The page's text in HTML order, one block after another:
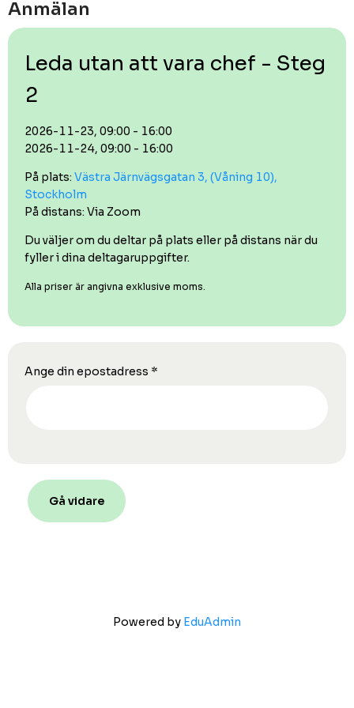
Anmälan
Leda utan att vara chef - Steg
2
2026-11-23, 09:00 - 16:00
2026-11-24, 09:00 - 16:00
På plats: Västra Järnvägsgatan 3, (Våning 10),
Stockholm
På distans: Via Zoom
Du väljer om du deltar på plats eller på distans när du
fyller i dina deltagaruppgifter.
Alla priser är angivna exklusive moms.
Ange din epostadress *
Gå vidare
Powered by EduAdmin